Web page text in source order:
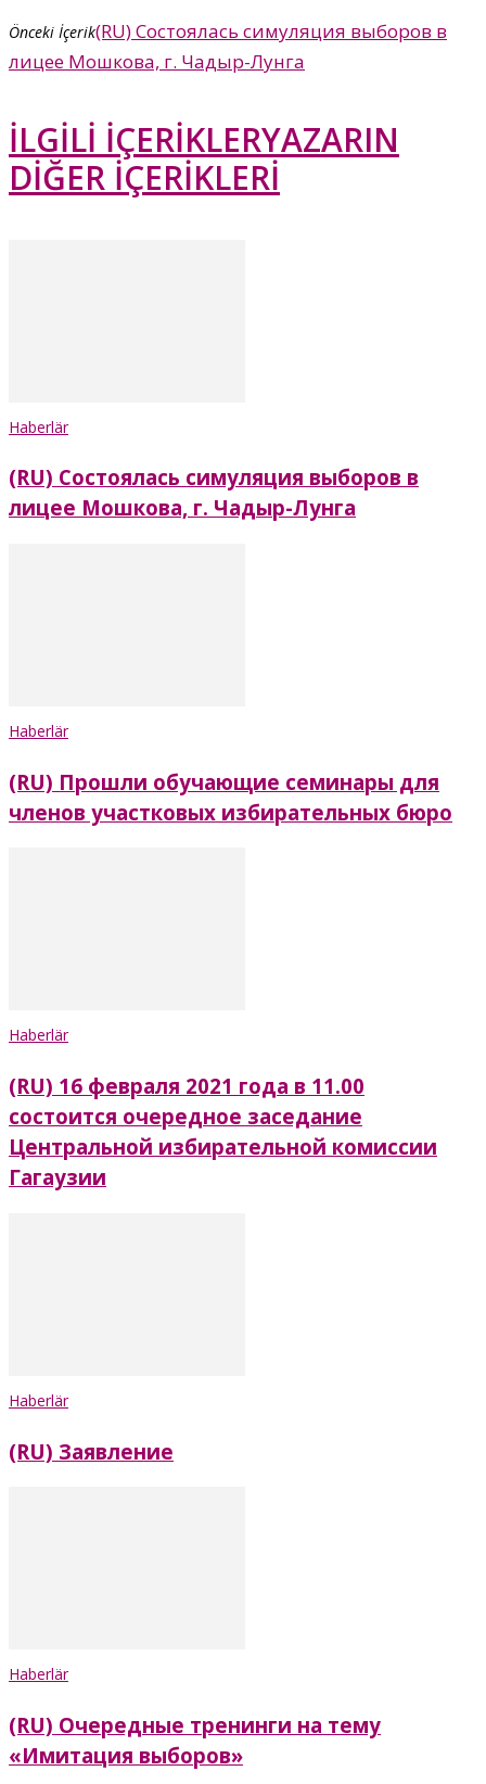
Önceki İçerik(RU) Состоялась симуляция выборов в
лицее Мошкова, г. Чадыр-Лунга
İLGİLİ İÇERİKLERYAZARIN
DİĞER İÇERİKLERİ
Haberlär
(RU) Состоялась симуляция выборов в
лицее Мошкова, г. Чадыр-Лунга
Haberlär
(RU) Прошли обучающие семинары для
членов участковых избирательных бюро
Haberlär
(RU) 16 февраля 2021 года в 11.00
состоится очередное заседание
Центральной избирательной комиссии
Гагаузии
Haberlär
(RU) Заявление
Haberlär
(RU) Очередные тренинги на тему
«Имитация выборов»